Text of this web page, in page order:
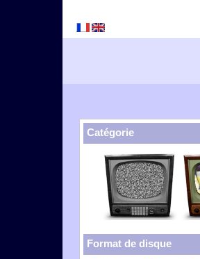
Catégorie
Format de disque